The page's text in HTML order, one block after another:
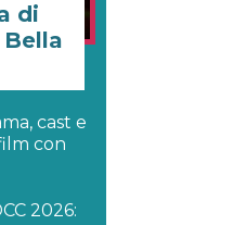
di
cast e
con
2026: